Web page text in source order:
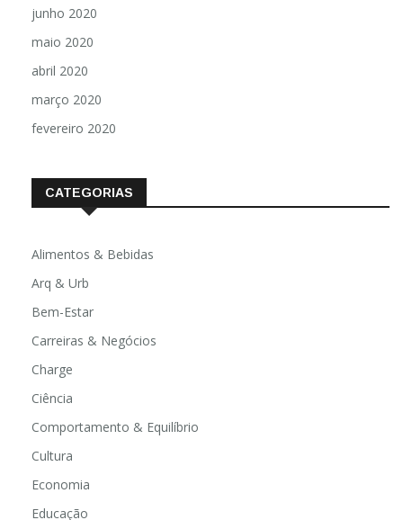
junho 2020
maio 2020
abril 2020
março 2020
fevereiro 2020
CATEGORIAS
Alimentos & Bebidas
Arq & Urb
Bem-Estar
Carreiras & Negócios
Charge
Ciência
Comportamento & Equilíbrio
Cultura
Economia
Educação